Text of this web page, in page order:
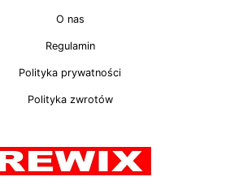
O nas
Regulamin
Polityka prywatności
Polityka zwrotów